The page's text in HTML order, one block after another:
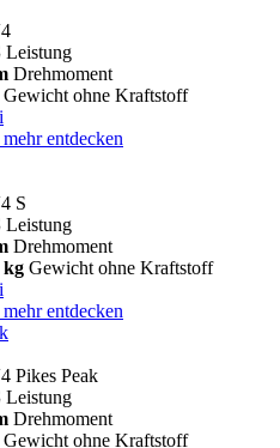
Leistung
Drehmoment
Gewicht ohne Kraftstoff
i
mehr entdecken
S
Leistung
Drehmoment
kg Gewicht ohne Kraftstoff
i
mehr entdecken
Pikes Peak
Leistung
Drehmoment
Gewicht ohne Kraftstoff